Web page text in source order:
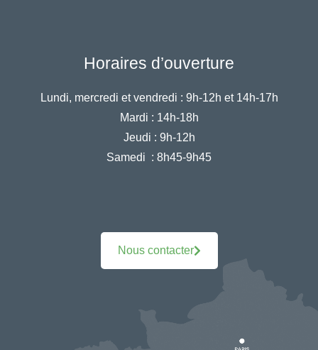
Horaires d’ouverture
Lundi, mercredi et vendredi : 9h-12h et 14h-17h
Mardi : 14h-18h
Jeudi : 9h-12h
Samedi : 8h45-9h45
Nous contacter